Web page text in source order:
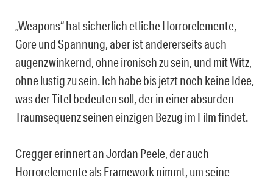
„Weapons“ hat sicherlich etliche Horrorelemente,
Gore und Spannung, aber ist andererseits auch
augenzwinkernd, ohne ironisch zu sein, und mit Witz,
ohne lustig zu sein. Ich habe bis jetzt noch keine Idee,
was der Titel bedeuten soll, der in einer absurden
Traumsequenz seinen einzigen Bezug im Film findet.
Cregger erinnert an Jordan Peele, der auch
Horrorelemente als Framework nimmt, um seine